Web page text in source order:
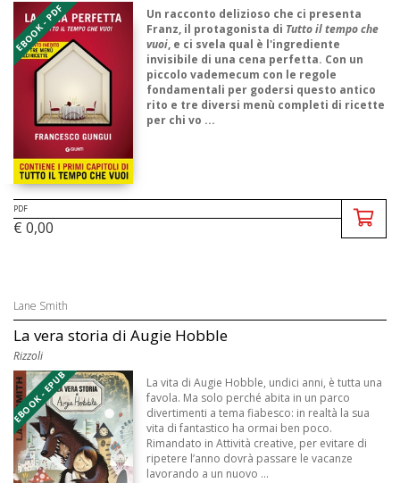
EBOOK - PDF
Un racconto delizioso che ci presenta
Franz, il protagonista di Tutto il tempo che
vuoi, e ci svela qual è l'ingrediente
invisibile di una cena perfetta. Con un
piccolo vademecum con le regole
fondamentali per godersi questo antico
rito e tre diversi menù completi di ricette
per chi vo ...
PDF
€ 0,00
Lane Smith
La vera storia di Augie Hobble
Rizzoli
EBOOK - EPUB
La vita di Augie Hobble, undici anni, è tutta una
favola. Ma solo perché abita in un parco
divertimenti a tema fiabesco: in realtà la sua
vita di fantastico ha ormai ben poco.
Rimandato in Attività creative, per evitare di
ripetere l’anno dovrà passare le vacanze
lavorando a un nuovo ...